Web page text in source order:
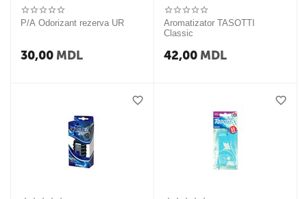
P/A Odorizant rezerva UR
30,00 MDL
Aromatizator TASOTTI
Classic
42,00 MDL